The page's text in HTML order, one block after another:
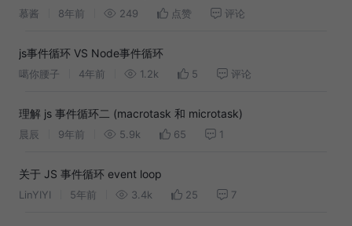
慕酱 8年前 249 点赞 评论
js事件循环 VS Node事件循环
噶你腰子 4年前 1.2k 5 评论
理解 js 事件循环二 (macrotask 和 microtask)
晨辰 9年前 5.9k 65 1
关于 JS 事件循环 event loop
LinYIYI 5年前 3.4k 25 7